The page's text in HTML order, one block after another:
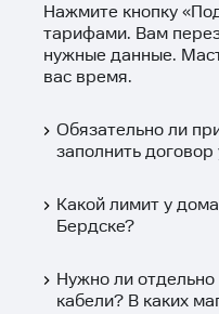
Нажмите кнопку «
тарифами. Вам
нужные данные.
вас время.
Обязательно ли
заполнить
Какой лимит у
Бердске?
Нужно ли
кабели? В каких